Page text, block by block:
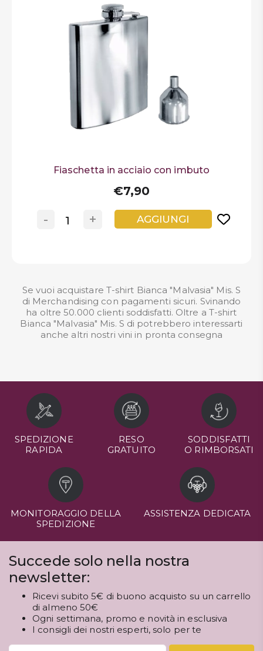
Fiaschetta in acciaio con imbuto
€7,90
+
- AGGIUNGI
Se vuoi acquistare T-shirt Bianca "Malvasia" Mis. S
di Merchandising con pagamenti sicuri. Svinando
ha oltre 50.000 clienti soddisfatti. Oltre a T-shirt
Bianca "Malvasia" Mis. S di potrebbero interessarti
anche altri nostri vini in pronta consegna
SPEDIZIONE
RAPIDA
RESO
GRATUITO
SODDISFATTI
O RIMBORSATI
MONITORAGGIO DELLA
SPEDIZIONE
ASSISTENZA DEDICATA
Succede solo nella nostra
newsletter:
Ricevi subito 5€ di buono acquisto su un carrello
di almeno 50€
Ogni settimana, promo e novità in esclusiva
I consigli dei nostri esperti, solo per te